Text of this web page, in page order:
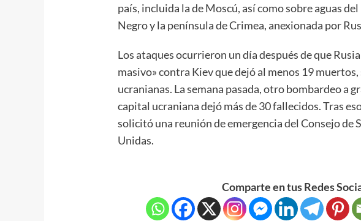
país, incluida la de Moscú, así como sobre aguas
Negro y la península de Crimea, anexionada por
Los ataques ocurrieron un día después de que
masivo» contra Kiev que dejó al menos 19
ucranianas. La semana pasada, otro bombardeo a
capital ucraniana dejó más de 30 fallecidos. Tras
solicitó una reunión de emergencia del Consejo de
Unidas.
Comparte en tus Redes